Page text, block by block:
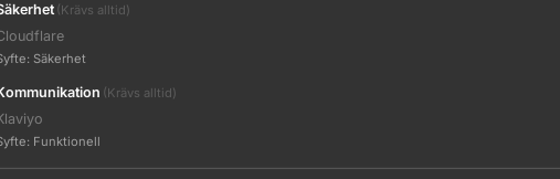
(Krävs alltid)
: Säkerhet
(Krävs alltid)
: Funktionell